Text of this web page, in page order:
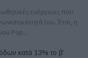
ενέργειες που
του. Έτσι, η
Pop...
κατά 13% το β’